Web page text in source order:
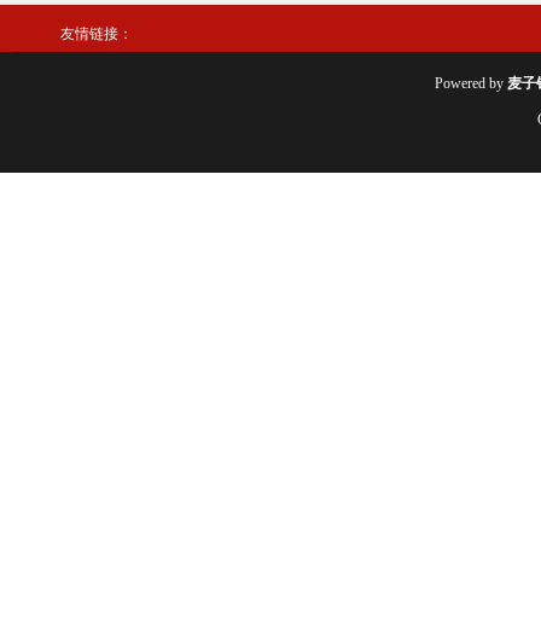
友情链接：
Powered by 麦子